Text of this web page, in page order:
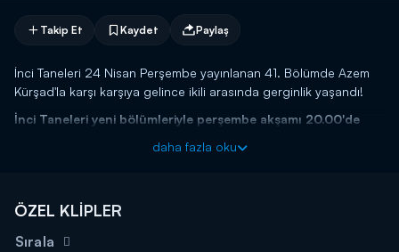
Takip Et Kaydet Paylaş
İnci Taneleri 24 Nisan Perşembe yayınlanan 41. Bölümde Azem
Kürşad'la karşı karşıya gelince ikili arasında gerginlik yaşandı!
İnci Taneleri yeni bölümleriyle perşembe akşamı 20.00'de
daha fazla oku
ÖZEL KLİPLER
Sırala